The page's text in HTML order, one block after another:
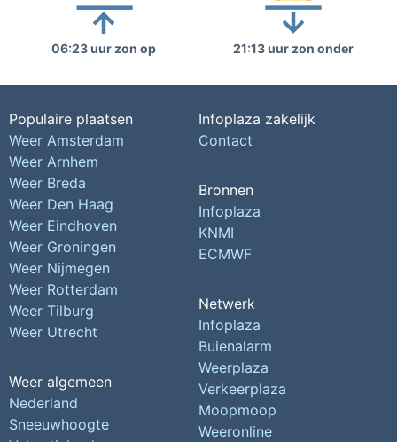
06:23 uur zon op 21:13 uur zon onder
Populaire plaatsen
Weer Amsterdam
Weer Arnhem
Weer Breda
Weer Den Haag
Weer Eindhoven
Weer Groningen
Weer Nijmegen
Weer Rotterdam
Weer Tilburg
Weer Utrecht
Weer algemeen
Nederland
Sneeuwhoogte
Infoplaza zakelijk
Contact
Bronnen
Infoplaza
KNMI
ECMWF
Netwerk
Infoplaza
Buienalarm
Weerplaza
Verkeerplaza
Moopmoop
Weeronline